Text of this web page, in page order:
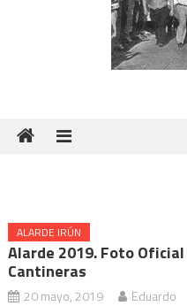
ALARDE IRÚN
Alarde 2019. Foto
Cantineras
20 mayo, 2019 Eduardo